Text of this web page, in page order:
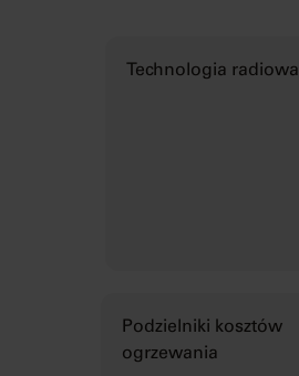
Technologia radiowa
Podzielniki kosztów
ogrzewania